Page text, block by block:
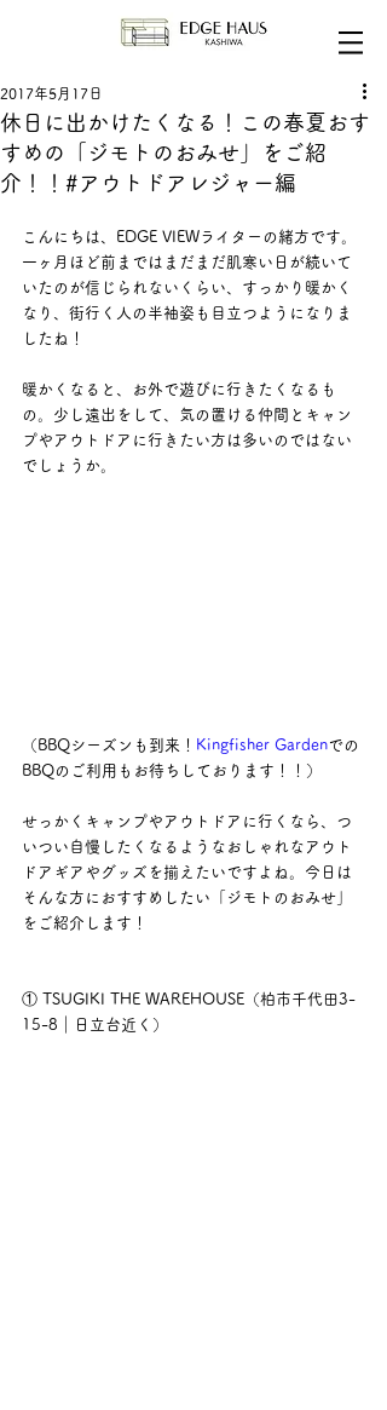
休日に出かけたくなる！この春夏おす
すめの「ジモトのおみせ」をご紹
介！！#アウトドアレジャー編
2017年5月17日
こんにちは、EDGE VIEWライターの緒方です。
一ヶ月ほど前まではまだまだ肌寒い日が続いて
いたのが信じられないくらい、すっかり暖かく
なり、街行く人の半袖姿も目立つようになりま
したね！
暖かくなると、お外で遊びに行きたくなるも
の。少し遠出をして、気の置ける仲間とキャン
プやアウトドアに行きたい方は多いのではない
でしょうか。
（BBQシーズンも到来！ Kingfisher Gardenでの
BBQのご利用もお待ちしております！！）
せっかくキャンプやアウトドアに行くなら、つ
いつい自慢したくなるようなおしゃれなアウト
ドアギアやグッズを揃えたいですよね。今日は
そんな方におすすめしたい「ジモトのおみせ」
をご紹介します！
① TSUGIKI THE WAREHOUSE（柏市千代田3-
15-8｜日立台近く）